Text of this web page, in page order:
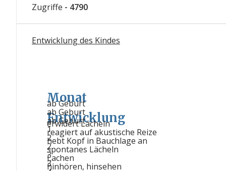
Zugriffe - 4790
Entwicklung des Kindes
Monat
Entwicklung
ab Geburt
erwidert Lächeln
ab Geburt
reagiert auf akustische Reize
ab Geburt
hebt Kopf in Bauchlage an
1
spontanes Lächeln
2
Lachen
2
hinhören, hinsehen
3
3